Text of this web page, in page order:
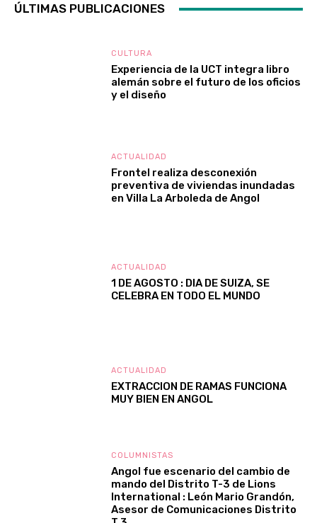
ÚLTIMAS PUBLICACIONES
CULTURA
Experiencia de la UCT integra libro
alemán sobre el futuro de los oficios
y el diseño
ACTUALIDAD
Frontel realiza desconexión
preventiva de viviendas inundadas
en Villa La Arboleda de Angol
ACTUALIDAD
1 DE AGOSTO : DIA DE SUIZA, SE
CELEBRA EN TODO EL MUNDO
ACTUALIDAD
EXTRACCION DE RAMAS FUNCIONA
MUY BIEN EN ANGOL
COLUMNISTAS
Angol fue escenario del cambio de
mando del Distrito T-3 de Lions
International : León Mario Grandón,
Asesor de Comunicaciones Distrito